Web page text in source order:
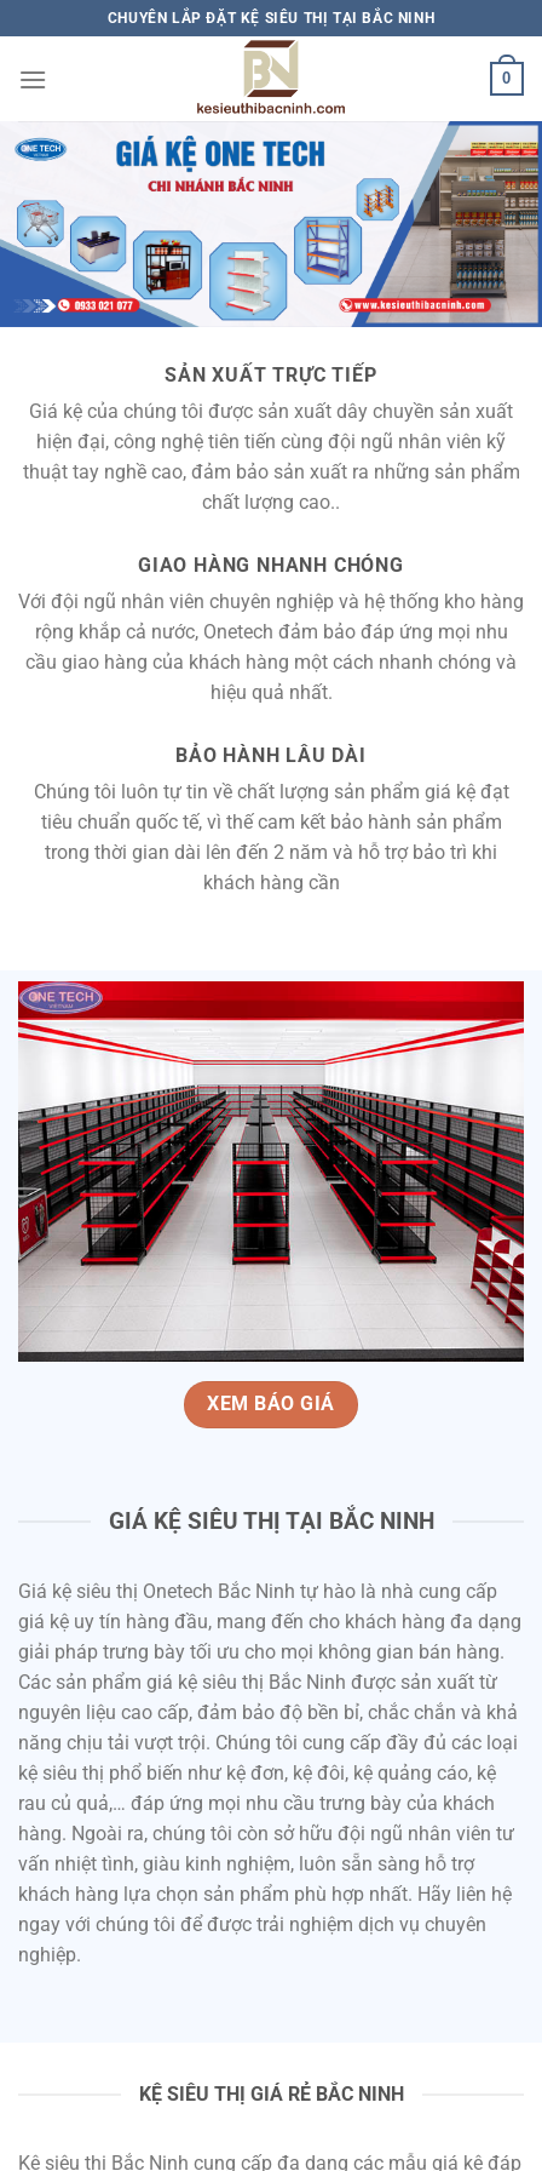
qua
nội
CHUYÊN LẮP ĐẶT KỆ SIÊU THỊ TẠI BẮC NINH
0
SẢN XUẤT TRỰC TIẾP
Giá kệ của chúng tôi được sản xuất dây chuyền sản xuất
hiện đại, công nghệ tiên tiến cùng đội ngũ nhân viên kỹ
thuật tay nghề cao, đảm bảo sản xuất ra những sản phẩm
chất lượng cao..
GIAO HÀNG NHANH CHÓNG
Với đội ngũ nhân viên chuyên nghiệp và hệ thống kho hàng
rộng khắp cả nước, Onetech đảm bảo đáp ứng mọi nhu
cầu giao hàng của khách hàng một cách nhanh chóng và
hiệu quả nhất.
BẢO HÀNH LÂU DÀI
Chúng tôi luôn tự tin về chất lượng sản phẩm giá kệ đạt
tiêu chuẩn quốc tế, vì thế cam kết bảo hành sản phẩm
trong thời gian dài lên đến 2 năm và hỗ trợ bảo trì khi
khách hàng cần
XEM BÁO GIÁ
GIÁ KỆ SIÊU THỊ TẠI BẮC NINH
Giá kệ siêu thị Onetech Bắc Ninh tự hào là nhà cung cấp
giá kệ uy tín hàng đầu, mang đến cho khách hàng đa dạng
giải pháp trưng bày tối ưu cho mọi không gian bán hàng.
Các sản phẩm giá kệ siêu thị Bắc Ninh được sản xuất từ
nguyên liệu cao cấp, đảm bảo độ bền bỉ, chắc chắn và khả
năng chịu tải vượt trội. Chúng tôi cung cấp đầy đủ các loại
kệ siêu thị phổ biến như kệ đơn, kệ đôi, kệ quảng cáo, kệ
rau củ quả,… đáp ứng mọi nhu cầu trưng bày của khách
hàng. Ngoài ra, chúng tôi còn sở hữu đội ngũ nhân viên tư
vấn nhiệt tình, giàu kinh nghiệm, luôn sẵn sàng hỗ trợ
khách hàng lựa chọn sản phẩm phù hợp nhất. Hãy liên hệ
ngay với chúng tôi để được trải nghiệm dịch vụ chuyên
nghiệp.
KỆ SIÊU THỊ GIÁ RẺ BẮC NINH
Kệ siêu thị Bắc Ninh cung cấp đa dạng các mẫu giá kệ đáp